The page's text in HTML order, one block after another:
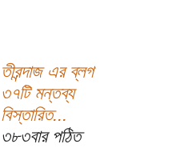
তীরন্দাজ এর ব্লগ
৩৭টি মন্তব্য
বিস্তারিত...
৩৮৩বার পঠিত